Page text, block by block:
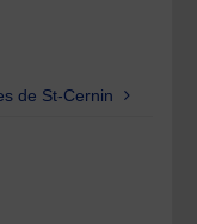
de St-Cernin